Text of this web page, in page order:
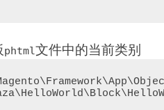
phtml文件中的当前类别